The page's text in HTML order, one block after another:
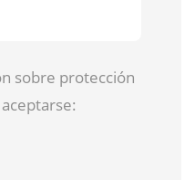
sobre protección